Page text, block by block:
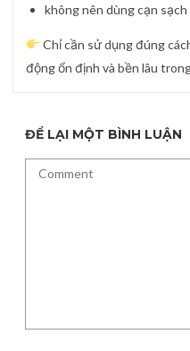
không nên dùng cạn
Chỉ cần sử dụng đúng
động ổn định và bền lâu
ĐỂ LẠI MỘT BÌNH LUẬN